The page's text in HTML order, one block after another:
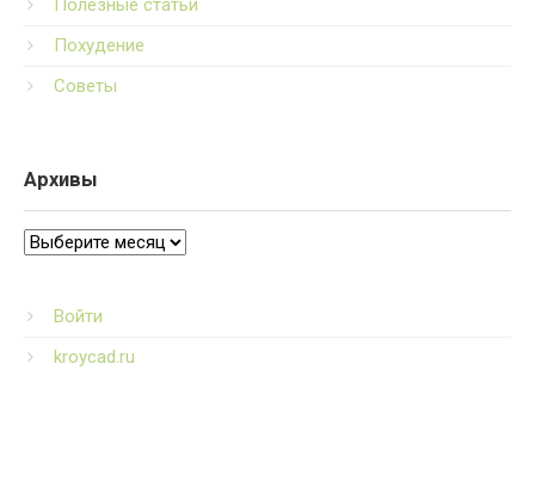
Полезные статьи
Похудение
Советы
Архивы
Архивы
Войти
kroycad.ru